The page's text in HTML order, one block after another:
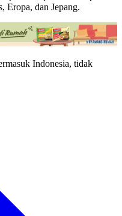
Eropa, dan Jepang.
Indonesia, tidak